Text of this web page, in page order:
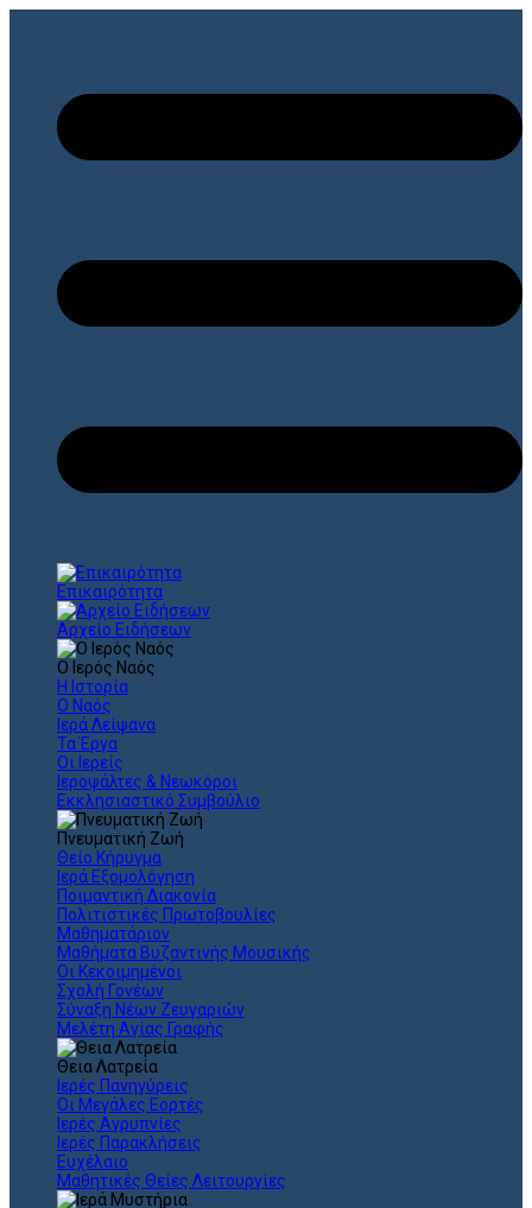
Επικαιρότητα
Αρχείο Ειδήσεων
Ο Ιερός Ναός
Η Ιστορία
Ο Ναός
Ιερά Λείψανα
Τα Έργα
Οι Ιερείς
Ιεροψάλτες & Νεωκόροι
Εκκλησιαστικό Συμβούλιο
Πνευματική Ζωή
Θείο Κήρυγμα
Ιερά Εξομολόγηση
Ποιμαντική Διακονία
Πολιτιστικές Πρωτοβουλίες
Μαθηματάριον
Μαθήματα Βυζαντινής Μουσικής
Οι Κεκοιμημένοι
Σχολή Γονέων
Σύναξη Νέων Ζευγαριών
Μελέτη Αγίας Γραφής
Θεια Λατρεία
Ιερές Πανηγύρεις
Οι Μεγάλες Εορτές
Ιερές Αγρυπνίες
Ιερές Παρακλήσεις
Ευχέλαιο
Μαθητικές Θείες Λειτουργίες